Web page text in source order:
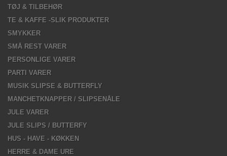
TØJ & TILBEHØR
TE & KAFFE -SLIK PRODUKTER
SMYKKER
SMÅ REST VARER
PERSONLIGE VARER
PARTI VARER
MUSIK SLIPSE & BUTTERFLY
MANCHETKNAPPER / SLIPSENÅLE
JULE VARER
JULE SLIPS / BUTTERFY
HUS - HAVE - KØKKEN
HERRE & DAME URE